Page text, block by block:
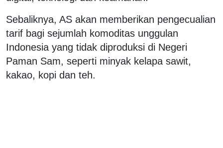
Sebaliknya, AS akan memberikan pengecualian
tarif bagi sejumlah komoditas unggulan
Indonesia yang tidak diproduksi di Negeri
Paman Sam, seperti minyak kelapa sawit,
kakao, kopi dan teh.